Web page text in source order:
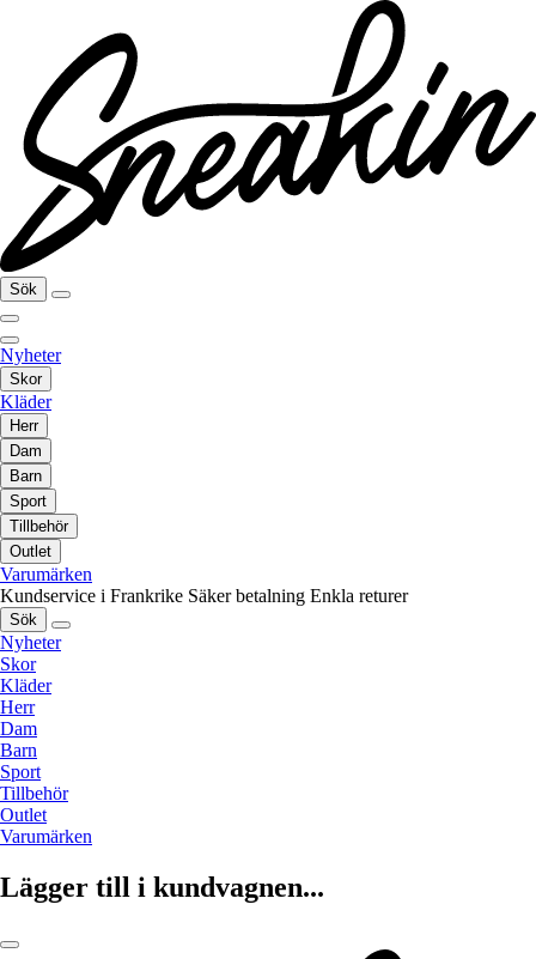
Sök
Nyheter
Skor
Kläder
Herr
Dam
Barn
Sport
Tillbehör
Outlet
Varumärken
Kundservice i Frankrike Säker betalning Enkla returer
Sök
Nyheter
Skor
Kläder
Herr
Dam
Barn
Sport
Tillbehör
Outlet
Varumärken
Lägger till i kundvagnen...